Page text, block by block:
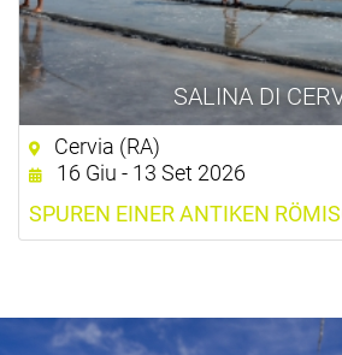
SALINA DI
Cervia (RA)
16 Giu - 13 Set 2026
SPUREN EINER ANTIKEN